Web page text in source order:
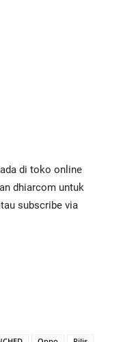
di toko online
dhiarcom untuk
subscribe via